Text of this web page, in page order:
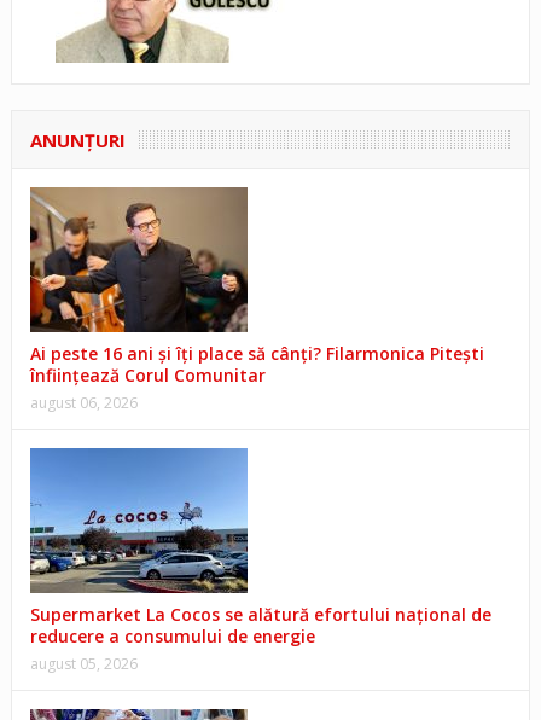
ANUNŢURI
Ai peste 16 ani și îți place să cânți? Filarmonica Pitești
înființează Corul Comunitar
august 06, 2026
Supermarket La Cocos se alătură efortului național de
reducere a consumului de energie
august 05, 2026